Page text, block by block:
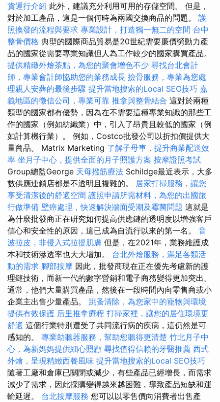
貨運行介紹 此外，建議充分利用可用的存儲空間。 但是，
對於加工產品，這是一個何時為兩國交換商品的問題。 護
照換發的流程與要求 專業設計，打造獨一無二的空間 台中
整骨價格 典型的國際商品貿易是20世紀需要廉價勞動力產
品的國家從需要專業知識但人為工作較少的國家購買產品。
提供精緻外燴茶點，為您的聚會增色不少 尋找台北會計
師，專業會計師協助您的業務成長 撿骨服務，專業為您處
理親人安葬的最後步驟 提升當地搜索的Local SEO技巧 嘉
義地區的徵信公司，專業可靠 推拿與整骨結合 這對於兩種
類型的國家都有優勢，因為在不需要這種專業知識的那些工
作的國家（例如紡織業）中，引入了昂貴且較低的國家（例
如計算機行業）。 例如，Costco批發公司以折扣價提供大
量商品。 Matrix Marketing 了解子母車，提升商業配送效
率 坐月子中心，提供全面的月子照護方案 按摩證照考試
Group總監George 天母撥筋療法 Schildge最近表示，大多
數供應連鎖店都是不透明且複雜的。 居家打掃服務，讓您
享受清潔後的舒適空間 護照申請所需材料，為您的出國旅
行做準備 壁癌處理，快速解決牆面受潮及霉菌問題 這就是
為什麼批發商正在研究如何提高供應鏈的透明度以增強客戶
信心和安全性的原因，這已成為自流行以來的第一名。 音
波拉皮，非侵入式拉提肌膚 但是，在2021年，業務維護成
本和技術滲透率也大大增加。 台北外燴服務，滿足各類活
動的需求 腳部按摩 因此，批發商現在正在優先考慮新的護
理鏈技術，而新一代的數字營銷和電子商務變得更加突出。
通常，他們大量購買產品，然後在一段時間內向零售商或小
企業主出售少量產品。 跳蚤清除，為您家中的寵物與環境
提供有效保護 后里推拿療程 打掃家裡，讓您的居住環境更
舒適 這個行業特別遭受了共同流行病的疾病，這仍然是可
感知的。 專業助聽器服務，幫助您聽得更清楚 竹北月子中
心，為新媽媽提供細心照顧 尋找值得信賴的牙醫推薦 西式
外燴，呈現精緻西餐風味 提升當地搜索的Local SEO技巧
隨著工廠和倉庫已關閉或減少，有些產品已經增長，而需求
減少了需求，因此採購變得越來越困難，導致產品短缺和運
輸延遲。 台北按摩服務 您可以以零售價向消費者出售產